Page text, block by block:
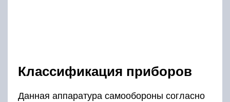
Классификация приборов
Данная аппаратура самообороны согласно